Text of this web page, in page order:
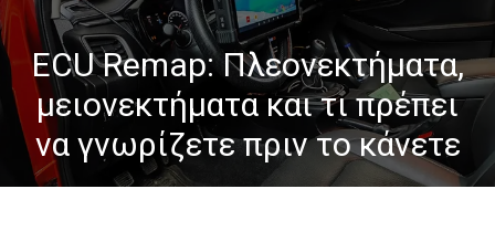
ECU Remap: Πλεονεκτήματα,
μειονεκτήματα και τι πρέπει
να γνωρίζετε πριν το κάνετε